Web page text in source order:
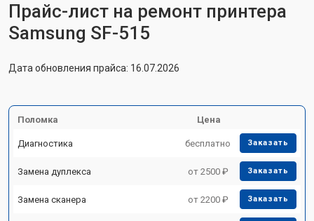
Прайс-лист на ремонт принтера
Samsung SF-515
Дата обновления прайса: 16.07.2026
Поломка Цена
Диагностика бесплатно Заказать
Замена дуплекса от 2500 ₽ Заказать
Замена сканера от 2200 ₽ Заказать